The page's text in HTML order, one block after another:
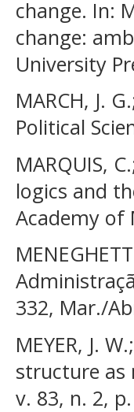
change. In:
change:
University
MARCH, J.
Political
MARQUIS,
logics and
Academy of
332, Mar./
MEYER, J.
structure as
v. 83, n. 2,